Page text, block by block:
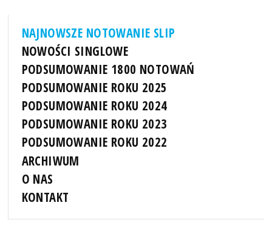
NAJNOWSZE NOTOWANIE SLIP
NOWOŚCI SINGLOWE
PODSUMOWANIE 1800 NOTOWAŃ
PODSUMOWANIE ROKU 2025
PODSUMOWANIE ROKU 2024
PODSUMOWANIE ROKU 2023
PODSUMOWANIE ROKU 2022
ARCHIWUM
O NAS
KONTAKT